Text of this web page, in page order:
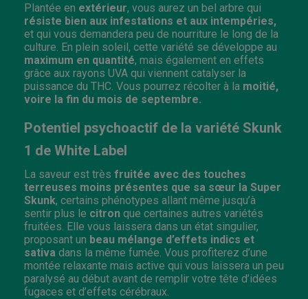
Plantée en extérieur, vous aurez un bel arbre qui
résiste bien aux infestations et aux intempéries,
et qui vous demandera peu de nourriture le long de la
culture. En plein soleil, cette variété se développe au
maximum en quantité, mais également en effets
grâce aux rayons UVA qui viennent catalyser la
puissance du THC. Vous pourrez récolter à la moitié,
voire la fin du mois de septembre.
Potentiel psychoactif de la variété Skunk
1 de White Label
La saveur est très fruitée avec des touches
terreuses moins présentes que sa sœur la Super
Skunk, certains phénotypes allant même jusqu’à
sentir plus le citron que certaines autres variétés
fruitées. Elle vous laissera dans un état singulier,
proposant un beau mélange d’effets indics et
sativa dans la même fumée. Vous profiterez d’une
montée relaxante mais active qui vous laissera un peu
paralysé au début avant de remplir votre tête d’idées
fugaces et d’effets cérébraux.